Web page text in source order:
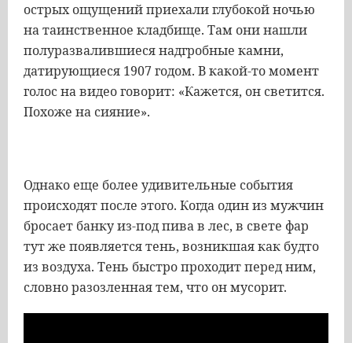
острых ощущений приехали глубокой ночью
на таинственное кладбище. Там они нашли
полуразвалившиеся надгробные камни,
датирующиеся 1907 годом. В какой-то момент
голос на видео говорит: «Кажется, он светится.
Похоже на сияние».
Однако еще более удивительные события
происходят после этого. Когда один из мужчин
бросает банку из-под пива в лес, в свете фар
тут же появляется тень, возникшая как будто
из воздуха. Тень быстро проходит перед ним,
словно разозленная тем, что он мусорит.